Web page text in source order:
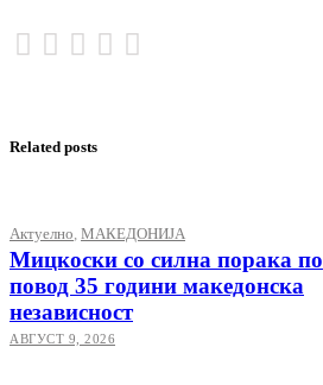
Related posts
Актуелно МАКЕДОНИЈА
Мицкоски со силна порака по
повод 35 години македонска
независност
АВГУСТ 9, 2026